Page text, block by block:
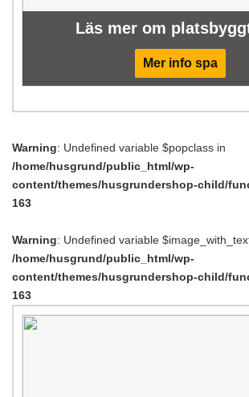
Läs mer om
Mer info spa
Warning: Undefined variable $popclass in
/home/husgrund/public_html/wp-
content/themes/husgrundershop-child/
163
Warning: Undefined variable
/home/husgrund/public_html/wp-
content/themes/husgrundershop-child/
163